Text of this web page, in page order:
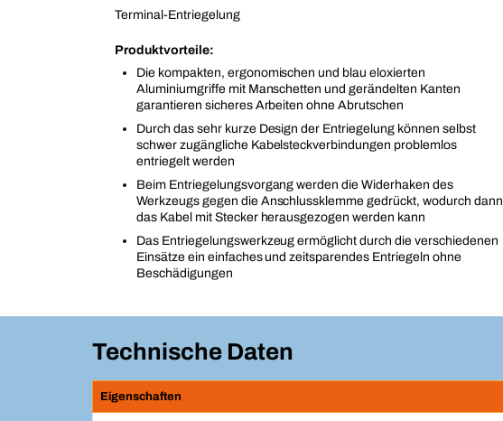
Terminal-Entriegelung
Produktvorteile:
Die kompakten, ergonomischen und blau eloxierten
Aluminiumgriffe mit Manschetten und gerändelten Kanten
garantieren sicheres Arbeiten ohne Abrutschen
Durch das sehr kurze Design der Entriegelung können selbst
schwer zugängliche Kabelsteckverbindungen problemlos
entriegelt werden
Beim Entriegelungsvorgang werden die Widerhaken des
Werkzeugs gegen die Anschlussklemme gedrückt, wodurch dann
das Kabel mit Stecker herausgezogen werden kann
Das Entriegelungswerkzeug ermöglicht durch die verschiedenen
Einsätze ein einfaches und zeitsparendes Entriegeln ohne
Beschädigungen
Technische Daten
Eigenschaften